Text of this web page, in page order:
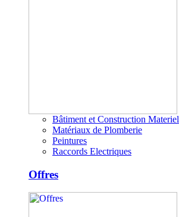
Bâtiment et Construction Materiel
Matériaux de Plomberie
Peintures
Raccords Electriques
Offres